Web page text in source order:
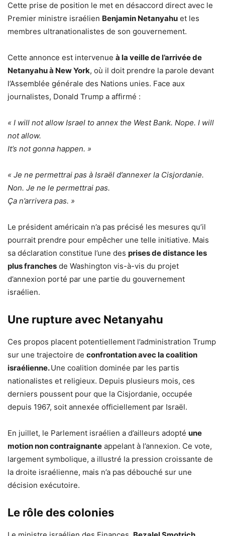
Cette prise de position le met en désaccord direct avec le
Premier ministre israélien Benjamin Netanyahu et les
membres ultranationalistes de son gouvernement.
Cette annonce est intervenue à la veille de l’arrivée de
Netanyahu à New York, où il doit prendre la parole devant
l’Assemblée générale des Nations unies. Face aux
journalistes, Donald Trump a affirmé :
« I will not allow Israel to annex the West Bank. Nope. I will
not allow.
It’s not gonna happen. »
« Je ne permettrai pas à Israël d’annexer la Cisjordanie.
Non. Je ne le permettrai pas.
Ça n’arrivera pas. »
Le président américain n’a pas précisé les mesures qu’il
pourrait prendre pour empêcher une telle initiative. Mais
sa déclaration constitue l’une des prises de distance les
plus franches de Washington vis-à-vis du projet
d’annexion porté par une partie du gouvernement
israélien.
Une rupture avec Netanyahu
Ces propos placent potentiellement l’administration Trump
sur une trajectoire de confrontation avec la coalition
israélienne.Une coalition dominée par les partis
nationalistes et religieux. Depuis plusieurs mois, ces
derniers poussent pour que la Cisjordanie, occupée
depuis 1967, soit annexée officiellement par Israël.
En juillet, le Parlement israélien a d’ailleurs adopté une
motion non contraignante appelant à l’annexion. Ce vote,
largement symbolique, a illustré la pression croissante de
la droite israélienne, mais n’a pas débouché sur une
décision exécutoire.
Le rôle des colonies